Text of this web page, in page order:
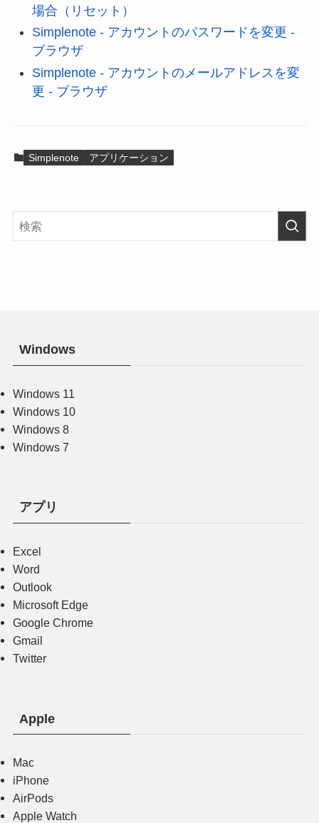
場合（リセット）
Simplenote - アカウントのパスワードを変更 -
ブラウザ
Simplenote - アカウントのメールアドレスを変
更 - ブラウザ
Simplenote アプリケーション
Windows
Windows 11
Windows 10
Windows 8
Windows 7
アプリ
Excel
Word
Outlook
Microsoft Edge
Google Chrome
Gmail
Twitter
Apple
Mac
iPhone
AirPods
Apple Watch